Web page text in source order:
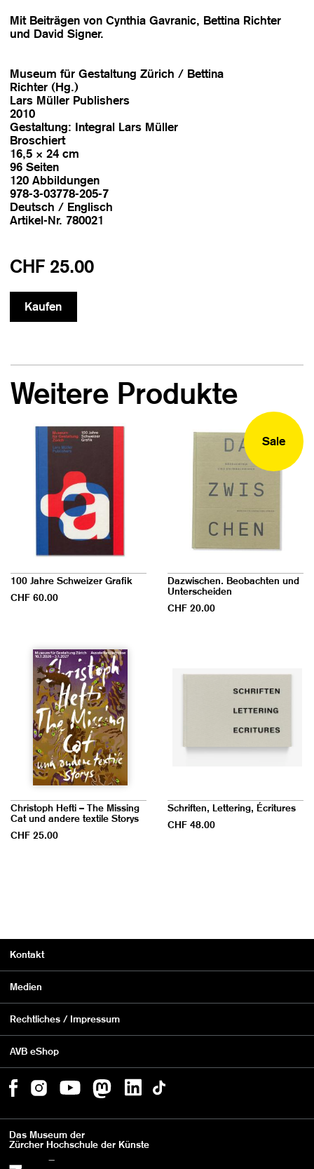
Mit Beiträgen von Cynthia Gavranic, Bettina Richter
und David Signer.
Museum für Gestaltung Zürich / Bettina
Richter (Hg.)
Lars Müller Publishers
2010
Gestaltung: Integral Lars Müller
Broschiert
16,5 × 24 cm
96 Seiten
120 Abbildungen
978-3-03778-205-7
Deutsch / Englisch
Artikel-Nr. 780021
CHF 25.00
Weitere Produkte
100 Jahre Schweizer Grafik
CHF 60.00
Sale
Dazwischen. Beobachten und
Unterscheiden
CHF 20.00
Christoph Hefti – The Missing
Cat und andere textile Storys
CHF 25.00
Schriften, Lettering, Écritures
CHF 48.00
Kontakt
Medien
Rechtliches / Impressum
AVB eShop
Das Museum der
Zürcher Hochschule der Künste